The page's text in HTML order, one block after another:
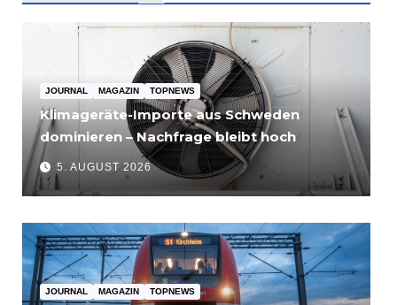
JOURNAL MAGAZIN TOPNEWS
Klimageräte-Importe aus Schweden
dominieren – Nachfrage bleibt hoch
5. AUGUST 2026
JOURNAL MAGAZIN TOPNEWS